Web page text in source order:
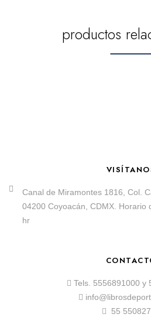
productos
Canal de Miramontes 1816, Col.
04200 Coyoacán, CDMX. Horario
hr
Tels. 5556891000 y
55